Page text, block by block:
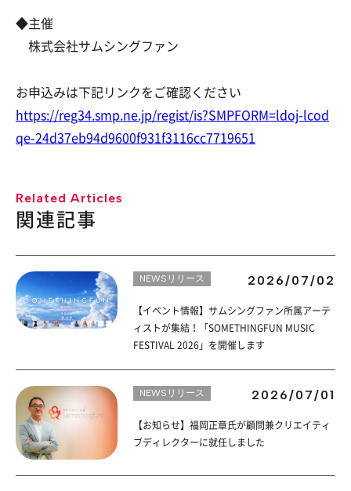
◆主催
株式会社サムシングファン
お申込みは下記リンクをご確認ください
https://reg34.smp.ne.jp/regist/is?SMPFORM=ldoj-lcod
qe-24d37eb94d9600f931f3116cc7719651
Related Articles
関連記事
NEWSリリース 2026/07/02
【イベント情報】サムシングファン所属アーテ
ィストが集結！「SOMETHINGFUN MUSIC
FESTIVAL 2026」を開催します
NEWSリリース 2026/07/01
【お知らせ】福岡正章氏が顧問兼クリエイティ
ブディレクターに就任しました